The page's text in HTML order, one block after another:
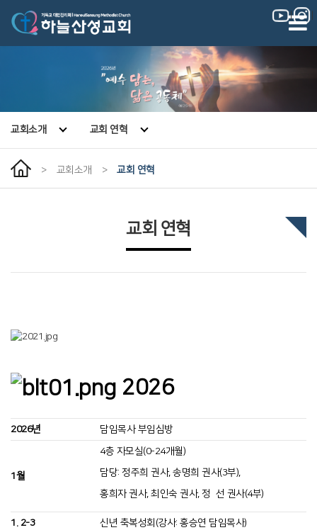
|
교회소개 교회 연혁
> 교회소개 > 교회 연혁
교회 연혁
2026
2026년 담임목사 부임심방
1월
4층 자모실(0-24개월)
담당: 정주희 권사, 송명희 권사(3부),
홍희자 권사, 최인숙 권사, 정 선 권사(4부)
1. 2-3
신년 축복성회(강사: 홍승연 담임목사)